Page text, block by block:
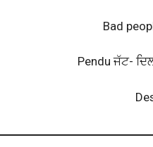
Bad
Pendu ਜੱਟ-